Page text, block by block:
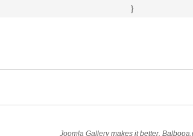
}
Joomla Gallerymakes it better.